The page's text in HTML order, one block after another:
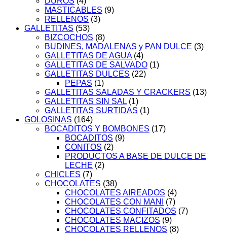
MASTICABLES (9)
RELLENOS (3)
GALLETITAS (53)
BIZCOCHOS (8)
BUDINES, MADALENAS y PAN DULCE (3)
GALLETITAS DE AGUA (4)
GALLETITAS DE SALVADO (1)
GALLETITAS DULCES (22)
PEPAS (1)
GALLETITAS SALADAS Y CRACKERS (13)
GALLETITAS SIN SAL (1)
GALLETITAS SURTIDAS (1)
GOLOSINAS (164)
BOCADITOS Y BOMBONES (17)
BOCADITOS (9)
CONITOS (2)
PRODUCTOS A BASE DE DULCE DE
LECHE (2)
CHICLES (7)
CHOCOLATES (38)
CHOCOLATES AIREADOS (4)
CHOCOLATES CON MANI
(7)
CHOCOLATES CONFITADOS (7)
CHOCOLATES MACIZOS (9)
CHOCOLATES RELLENOS (8)